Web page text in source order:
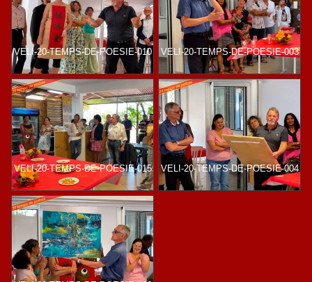
VELI-20-TEMPS-DE-POESIE-010 VELI-20-TEMPS-DE-POESIE-003
VELI-20-TEMPS-DE-POESIE-015 VELI-20-TEMPS-DE-POESIE-004